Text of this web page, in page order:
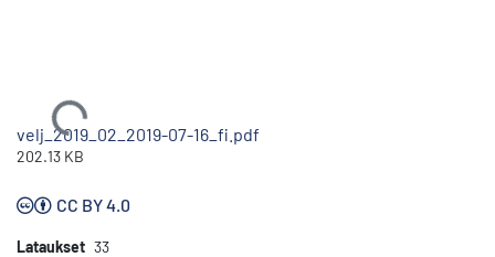
Ladataan...
velj_2019_02_2019-07-16_fi.pdf
202.13 KB
CC BY 4.0
Lataukset 33